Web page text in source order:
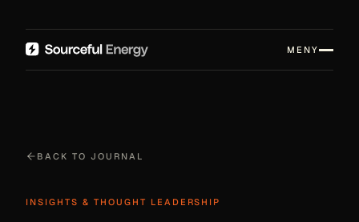
MENY
BACK TO JOURNAL
INSIGHTS & THOUGHT LEADERSHIP